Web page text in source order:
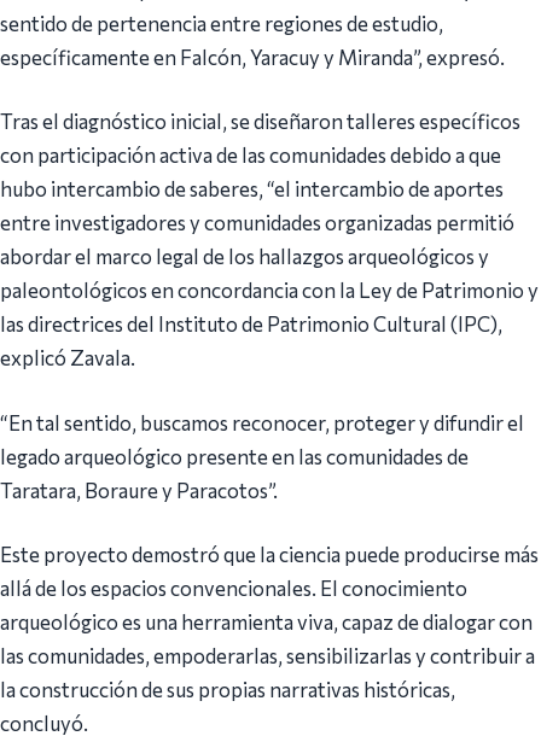
sentido de pertenencia entre regiones de estudio,
específicamente en Falcón, Yaracuy y Miranda”, expresó.
Tras el diagnóstico inicial, se diseñaron talleres específicos
con participación activa de las comunidades debido a que
hubo intercambio de saberes, “el intercambio de aportes
entre investigadores y comunidades organizadas permitió
abordar el marco legal de los hallazgos arqueológicos y
paleontológicos en concordancia con la Ley de Patrimonio y
las directrices del Instituto de Patrimonio Cultural (IPC),
explicó Zavala.
“En tal sentido, buscamos reconocer, proteger y difundir el
legado arqueológico presente en las comunidades de
Taratara, Boraure y Paracotos”.
Este proyecto demostró que la ciencia puede producirse más
allá de los espacios convencionales. El conocimiento
arqueológico es una herramienta viva, capaz de dialogar con
las comunidades, empoderarlas, sensibilizarlas y contribuir a
la construcción de sus propias narrativas históricas,
concluyó.